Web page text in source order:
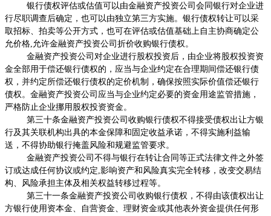
银行债权评估或估值可以由金融资产投资公司会同银行对企业进
行尽职调查后确定，也可以由独立第三方实施。银行债权转让可以采
取招标、拍卖等公开方式，也可在评估或估值基础上自主协商确定公
允价格,允许金融资产投资公司折价收购银行债权。
金融资产投资公司对企业进行股权投资后，由企业将股权投资资
金全部用于偿还银行债权的，应当与企业约定在合理期间偿还银行债
权，并约定所偿还银行债权的定价机制，确保按照实际价值偿还银行
债权。金融资产投资公司应当与企业约定必要的资金用途监管措施，
严格防止企业挪用股权投资资金。
第三十条金融资产投资公司收购银行债权不得接受债权出让方银
行及其关联机构出具的本金保障和固定收益承诺，不得实施利益输
送，不得协助银行掩盖风险和规避监管要求。
金融资产投资公司不得与银行在转让合同等正式法律文件之外签
订或达成任何协议或约定,影响资产和风险真实完全转移，改变交易结
构、风险承担主体及相关权益转移过程等。
第三十一条金融资产投资公司收购银行债权，不得由该债权出让
方银行使用资本金、自营资金、理财资金或其他表外资金提供任何形